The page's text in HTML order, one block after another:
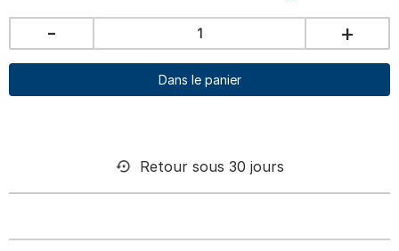
- +
Dans le panier
Retour sous 30 jours